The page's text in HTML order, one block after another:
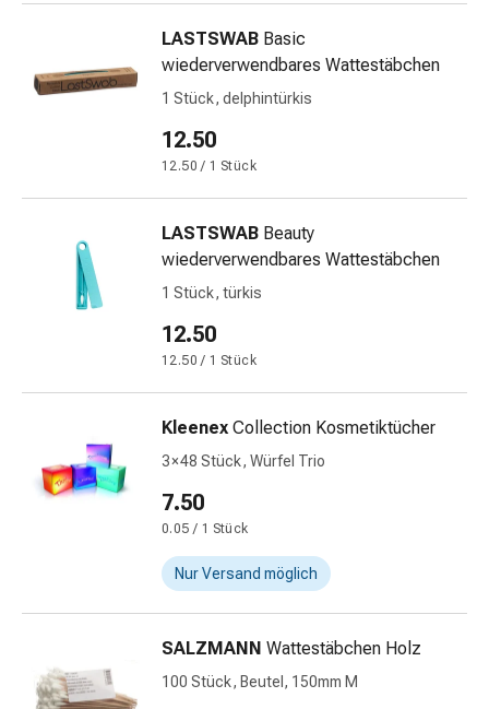
Wärmen
Stress
&
Beruhigung
Stimmungsschwankungen
Schlafstörungen
Rhonchopathie
(Schnarchen)
Atemwege
Nasenmittel
Atmungstraktbeschwerden
Infektionen
Osteoporose
Immunsuppressiva
Insektenschutz
Mücken-
&
Zeckenschutz
Zeckenpinzette
Anti-
LASTSWAB Basic
wiederverwendbares Wattestäbchen
1 Stück, delphintürkis
12.50
12.50 / 1 Stück
LASTSWAB Beauty
wiederverwendbares Wattestäbchen
1 Stück, türkis
12.50
12.50 / 1 Stück
Kleenex Collection Kosmetiktücher
3 × 48 Stück, Würfel Trio
7.50
0.05 / 1 Stück
Nur Versand möglich
SALZMANN Wattestäbchen Holz
100 Stück, Beutel, 150mm M